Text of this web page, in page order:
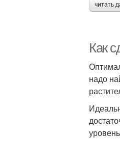
читать
Как
надо